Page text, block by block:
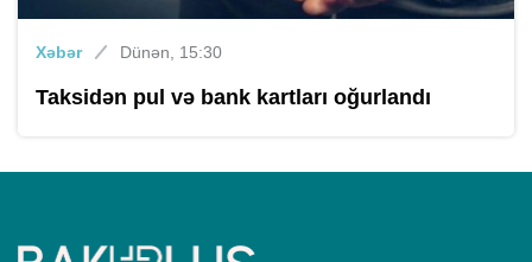
Xəbər Dünən, 15:30
Taksidən pul və bank kartları oğurlandı